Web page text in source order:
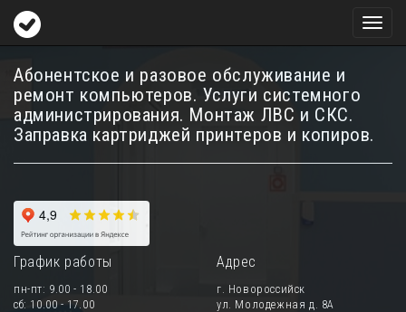
Абонентское и разовое обслуживание и
ремонт компьютеров. Услуги системного
администрирования. Монтаж ЛВС и СКС.
Заправка картриджей принтеров и копиров.
График работы
пн-пт: 9.00 - 18.00
сб: 10.00 - 17.00
Адрес
г. Новороссийск
ул. Молодежная д. 8А